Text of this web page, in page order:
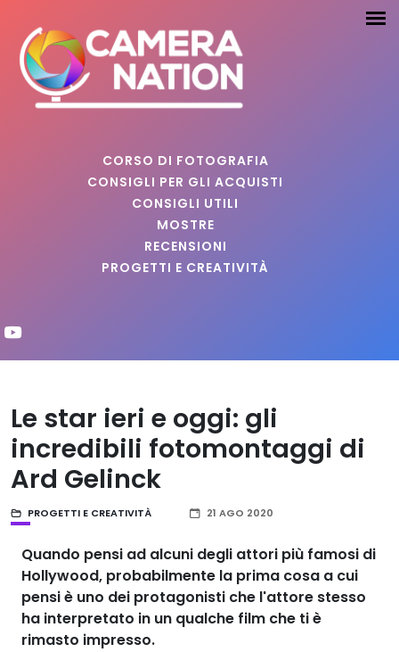
CORSO DI FOTOGRAFIA
CONSIGLI PER GLI ACQUISTI
CONSIGLI UTILI
MOSTRE
RECENSIONI
PROGETTI E CREATIVITÀ
Le star ieri e oggi: gli
incredibili fotomontaggi di
Ard Gelinck
PROGETTI E CREATIVITÀ 21 AGO 2020
Quando pensi ad alcuni degli attori più famosi di
Hollywood, probabilmente la prima cosa a cui
pensi è uno dei protagonisti che l'attore stesso
ha interpretato in un qualche film che ti è
rimasto impresso.